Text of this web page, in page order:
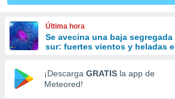
y
forma
digital
basada
Última hora
Se avecina una baja
sur: fuertes vientos y heladas
¡Descarga GRATIS la app de
Meteored!